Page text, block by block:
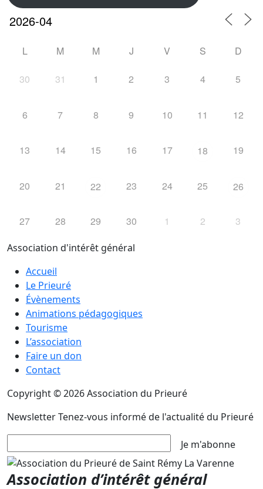
L M M J V S D
30 31 1 2 3 4 5
6 7 8 9 10 11 12
13 14 15 16 17 18 19
20 21 22 23 24 25 26
27 28 29 30 1 2 3
Association d'intérêt général
Accueil
Le Prieuré
Évènements
Animations pédagogiques
Tourisme
L’association
Faire un don
Contact
Copyright © 2026 Association du Prieuré
NewsletterTenez-vous informé de l'actualité du Prieuré
Je m'abonne
Association d’intérêt général